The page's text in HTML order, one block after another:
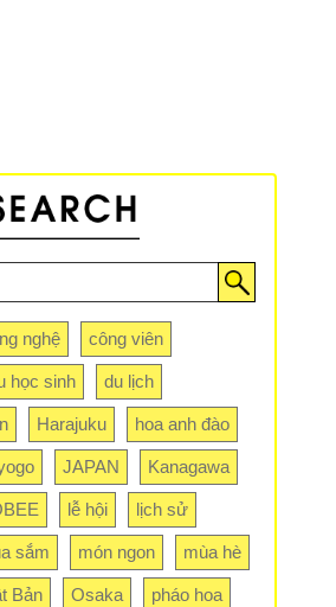
nghệ công viên
học sinh du lịch
Harajuku hoa anh đào
JAPAN Kanagawa
lễ hội lịch sử
sắm món ngon mùa hè
Bản Osaka pháo hoa